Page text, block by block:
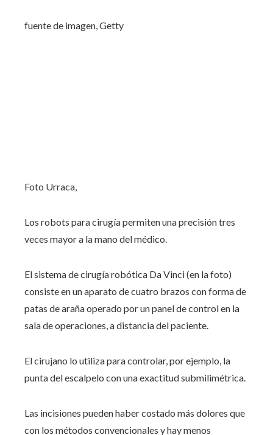
fuente de imagen,Getty
Foto Urraca,
Los robots para cirugía permiten una precisión tres
veces mayor a la mano del médico.
El sistema de cirugía robótica Da Vinci (en la foto)
consiste en un aparato de cuatro brazos con forma de
patas de araña operado por un panel de control en la
sala de operaciones, a distancia del paciente.
El cirujano lo utiliza para controlar, por ejemplo, la
punta del escalpelo con una exactitud submilimétrica.
Las incisiones pueden haber costado más dolores que
con los métodos convencionales y hay menos